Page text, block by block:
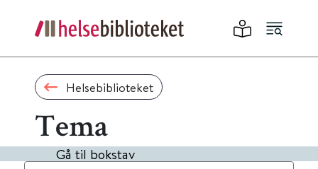
Helsebiblioteket
Tema
Gå til bokstav